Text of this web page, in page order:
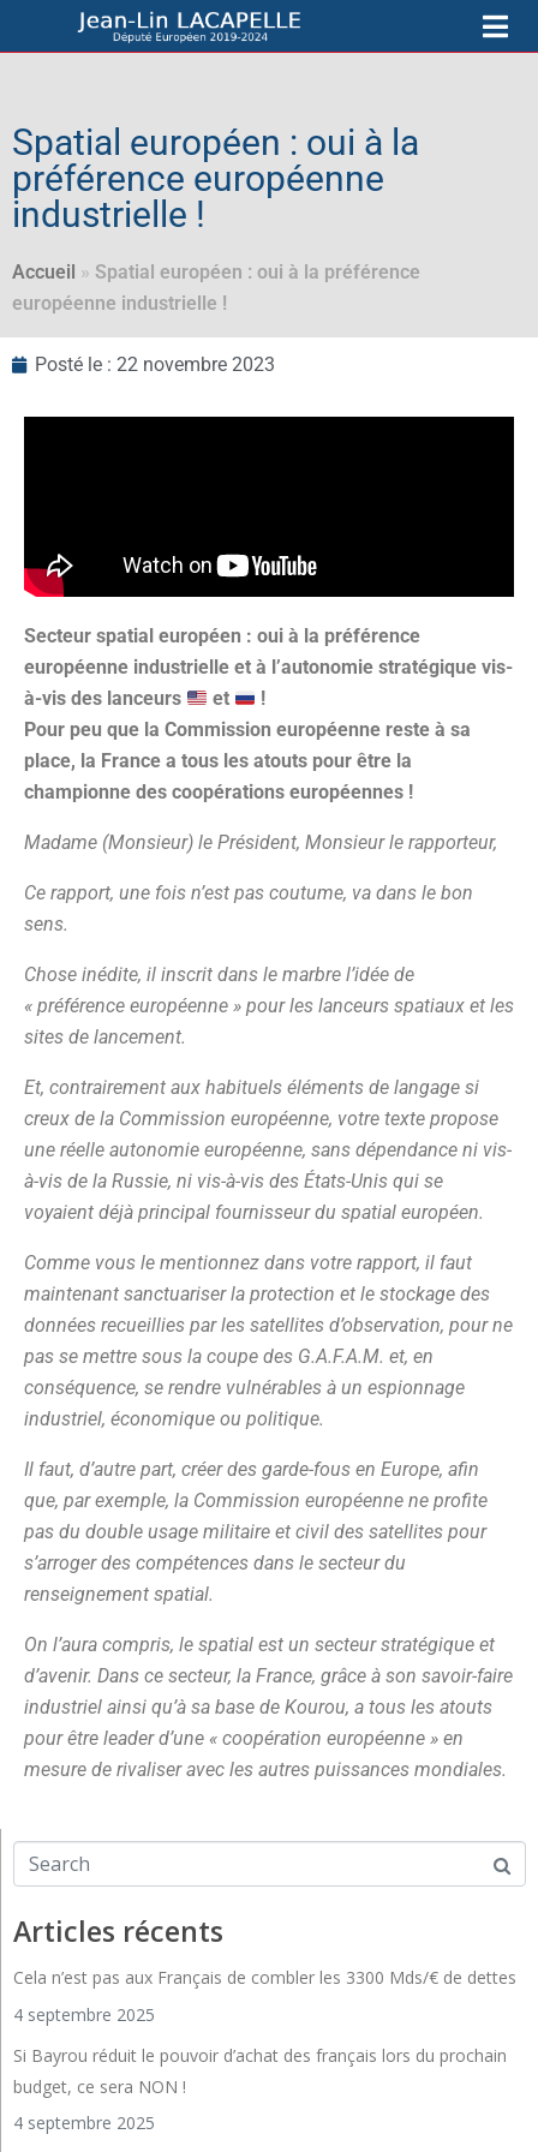
Spatial européen : oui à la
préférence européenne
industrielle !
Accueil » Spatial européen : oui à la préférence
européenne industrielle !
Posté le : 22 novembre 2023
Secteur spatial européen : oui à la préférence
européenne industrielle et à l’autonomie stratégique vis-
à-vis des lanceurs
et
!
Pour peu que la Commission européenne reste à sa
place, la France a tous les atouts pour être la
championne des coopérations européennes !
Madame (Monsieur) le Président, Monsieur le rapporteur,
Ce rapport, une fois n’est pas coutume, va dans le bon
sens.
Chose inédite, il inscrit dans le marbre l’idée de
« préférence européenne » pour les lanceurs spatiaux et les
sites de lancement.
Et, contrairement aux habituels éléments de langage si
creux de la Commission européenne, votre texte propose
une réelle autonomie européenne, sans dépendance ni vis-
à-vis de la Russie, ni vis-à-vis des États-Unis qui se
voyaient déjà principal fournisseur du spatial européen.
Comme vous le mentionnez dans votre rapport, il faut
maintenant sanctuariser la protection et le stockage des
données recueillies par les satellites d’observation, pour ne
pas se mettre sous la coupe des G.A.F.A.M. et, en
conséquence, se rendre vulnérables à un espionnage
industriel, économique ou politique.
Il faut, d’autre part, créer des garde-fous en Europe, afin
que, par exemple, la Commission européenne ne profite
pas du double usage militaire et civil des satellites pour
s’arroger des compétences dans le secteur du
renseignement spatial.
On l’aura compris, le spatial est un secteur stratégique et
d’avenir. Dans ce secteur, la France, grâce à son savoir-faire
industriel ainsi qu’à sa base de Kourou, a tous les atouts
pour être leaderd’une « coopération européenne » en
mesure de rivaliser avec les autres puissances mondiales.
Articles récents
Cela n’est pas aux Français de combler les 3300 Mds/€ de dettes
4 septembre 2025
Si Bayrou réduit le pouvoir d’achat des français lors du prochain
budget, ce sera NON !
4 septembre 2025